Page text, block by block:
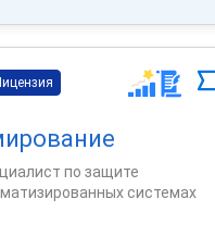
по защите
системах